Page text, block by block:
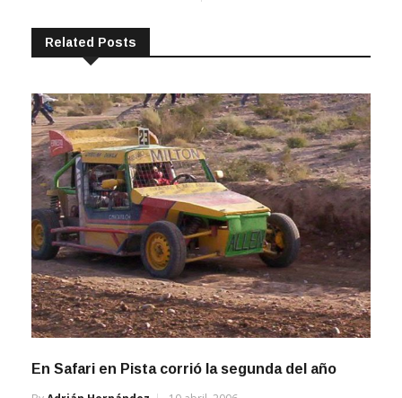
Related Posts
En Safari en Pista corrió la segunda del año